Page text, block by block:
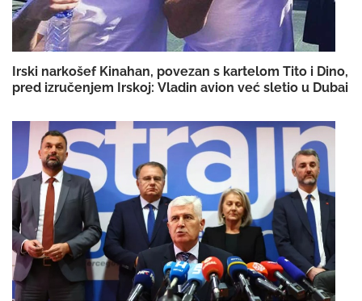
Irski narkošef Kinahan, povezan s kartelom Tito i Dino,
pred izručenjem Irskoj: Vladin avion već sletio u Dubai